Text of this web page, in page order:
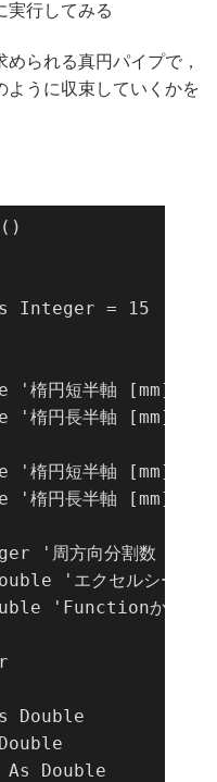
実行してみる
られる真円パイプで，
ように収束していくかを
()
Integer = 15
楕円短半軸 [mm]
楕円長半軸 [mm]
'楕円短半軸 [mm]
'楕円長半軸 [mm]
'周方向分割数
'エクセルシートに
'Functionから値を
Double
As Double